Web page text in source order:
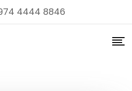
4444 8846